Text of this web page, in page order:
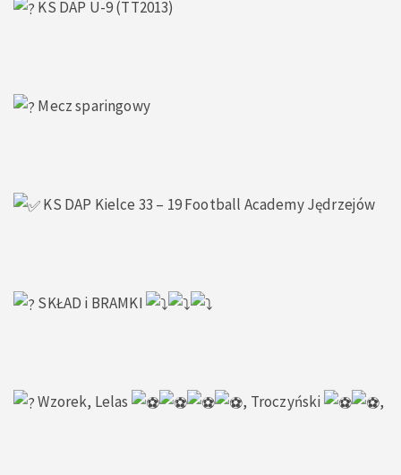
KS DAP U-9 (TT2013)
Mecz sparingowy
KS DAP Kielce 33 – 19 Football Academy Jędrzejów
SKŁAD i BRAMKI
Wzorek, Lelas , Troczyński ,